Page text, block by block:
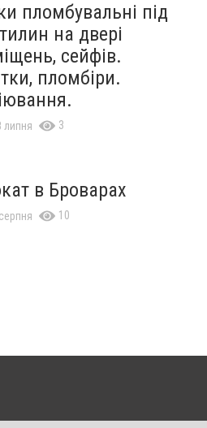
пломбувальні під
на двері
сейфів.
пломбіри.
липня 3
в Броварах
10